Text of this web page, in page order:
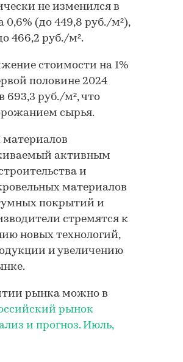
не изменился в
0,6% (до 449,8 руб./м²),
466,2 руб./м².
стоимости на 1%
половине 2024
693,3 руб./м², что
сырья.
активным
и
материалов
покрытий и
стремятся к
новых технологий,
и увеличению
рынка можно в
рынок
и прогноз. Июль,